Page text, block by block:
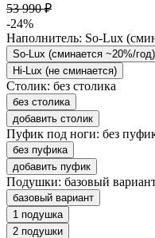
53 990 ₽
-24%
Наполнитель: So-Lux
So-Lux (cминается ~20%/год)
Hi-Lux (не сминается)
Столик: без столика
без столика
добавить столик
Пуфик под ноги: без
без пуфика
добавить пуфик
Подушки: базовый
базовый вариант
1 подушка
2 подушки